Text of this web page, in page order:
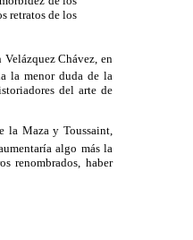
retratos de los
Chávez, en
la menor duda de la
del arte de
la Maza y Toussaint,
algo más la
renombrados, haber